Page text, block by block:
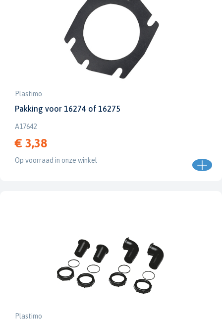
Plastimo
Pakking voor 16274 of 16275
A17642
€ 3,38
Op voorraad in onze winkel
Plastimo